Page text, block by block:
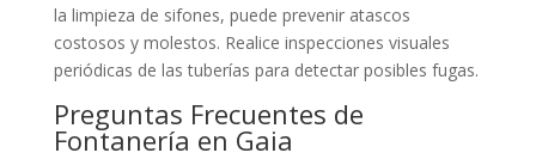
la limpieza de sifones, puede prevenir atascos
costosos y molestos. Realice inspecciones visuales
periódicas de las tuberías para detectar posibles fugas.
Preguntas Frecuentes de
Fontanería en Gaia